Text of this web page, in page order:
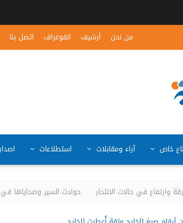
من نحن
أرشيف انفوغراف اتصل بنا
خاص آراء ومقابلات استطلاعات
حوادث السير وضحاياها في الأشهر في حالات الانتحار